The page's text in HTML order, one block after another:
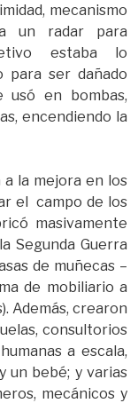
mecanismo
un radar para
estaba lo
para ser dañado
usó en bombas,
encendiendo la
la mejora en los
el campo de los
masivamente
Segunda Guerra
de muñecas –
de mobiliario a
Además, crearon
consultorios
a escala,
un bebé; y varias
mecánicos y